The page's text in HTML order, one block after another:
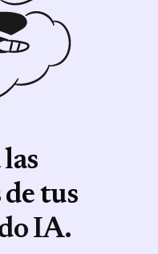
tus
IA.